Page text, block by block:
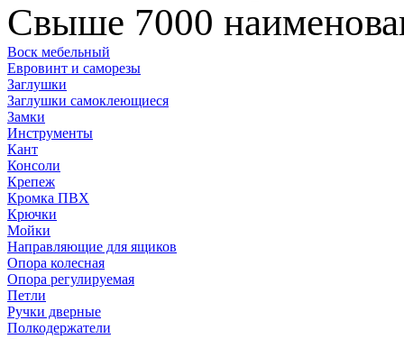
Свыше 7000
Воск мебельный
Евровинт и саморезы
Заглушки
Заглушки самоклеющиеся
Замки
Инструменты
Кант
Консоли
Крепеж
Кромка ПВХ
Крючки
Мойки
Направляющие для ящиков
Опора колесная
Опора регулируемая
Петли
Ручки дверные
Полкодержатели